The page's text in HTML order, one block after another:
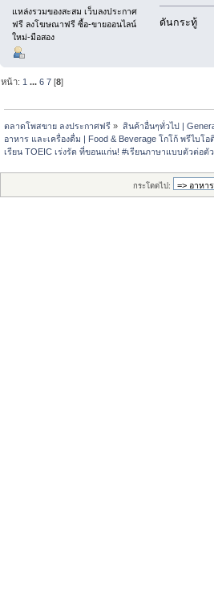
แหล่งรวมของสะสม เว็บลงประกาศ
ฟรี ลงโฆษณาฟรี ซื้อ-ขายออนไลน์
ใหม่-มือสอง
ดันกระทู้
หน้า: 1 ...6 7 [8]
ตลาดโพสขาย ลงประกาศฟรี » สินค้าอื่นๆทั่วไป |
อาหาร และเครื่องดื่ม | Food & Beverage โกโก้ พรีไบโ
เรียน TOEIC เร่งรัด ที่ขอนแก่น! #เรียนภาษาแบบตัวต่อตั
กระโดดไป: